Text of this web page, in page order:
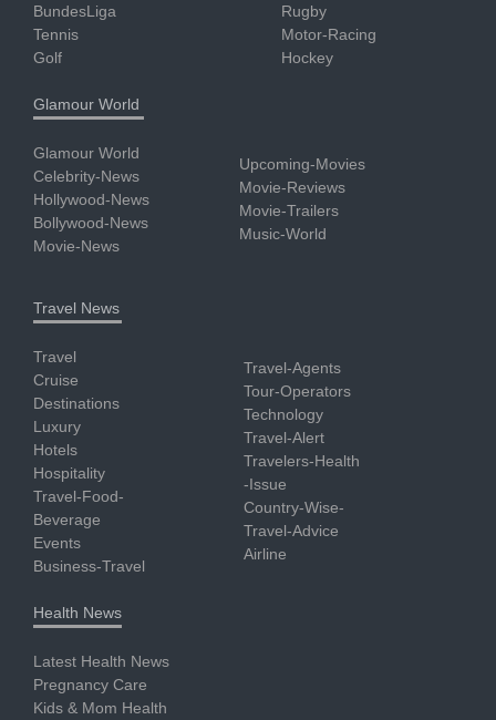
BundesLiga
Tennis
Golf
Rugby
Motor-Racing
Hockey
Glamour World
Glamour World
Celebrity-News
Hollywood-News
Bollywood-News
Movie-News
Upcoming-Movies
Movie-Reviews
Movie-Trailers
Music-World
Travel News
Travel
Cruise
Destinations
Luxury
Hotels
Hospitality
Travel-Food-
Beverage
Events
Business-Travel
Travel-Agents
Tour-Operators
Technology
Travel-Alert
Travelers-Health
-Issue
Country-Wise-
Travel-Advice
Airline
Health News
Latest Health News
Pregnancy Care
Kids & Mom Health